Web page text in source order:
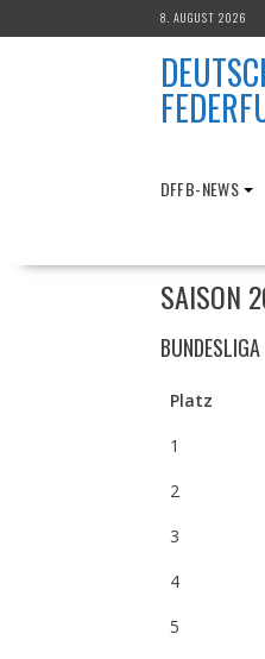
to
8. AUGUST 2026
DFFB-NEWS
SAISON
BUNDESLIGA
Platz
1
2
3
4
5